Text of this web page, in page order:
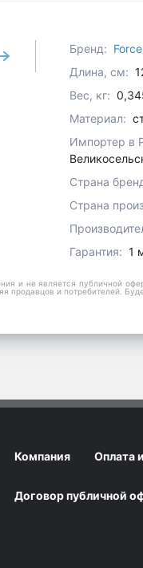
Бренд: Force
Длина, см:
Вес, кг:
Материал:
Импортер в
Страна
Страна
Гарантия: 1
и не является публичной
продавцов и потребителей.
Компания Оплата
Договор публичной